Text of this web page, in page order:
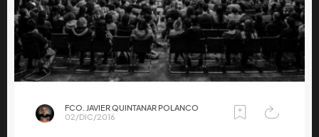
FCO. JAVIER QUINTANAR POLANCO
02/DIC/2016